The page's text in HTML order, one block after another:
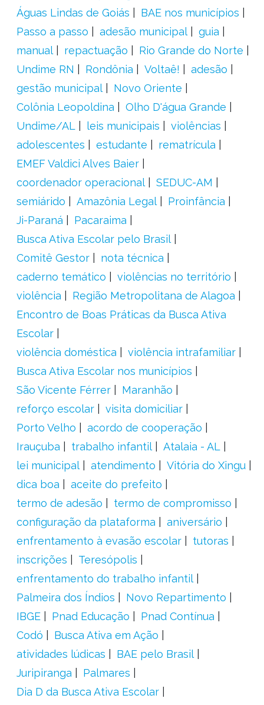
Águas Lindas de Goiás
BAE nos municípios
Passo a passo
adesão municipal
guia
manual
repactuação
Rio Grande do Norte
Undime RN
Rondônia Voltaê!
adesão
gestão municipal
Novo Oriente
Colônia Leopoldina
Olho D'água Grande
Undime/AL
leis municipais
violências
adolescentes
estudante
rematrícula
EMEF Valdici Alves Baier
coordenador operacional
SEDUC-AM
semiárido
Amazônia Legal
Proinfância
Ji-Paraná
Pacaraima
Busca Ativa Escolar pelo Brasil
Comitê Gestor
nota técnica
caderno temático
violências no território
violência
Região Metropolitana de Alagoa
Encontro de Boas Práticas da Busca Ativa
Escolar
violência doméstica
violência intrafamiliar
Busca Ativa Escolar nos municípios
São Vicente Férrer
Maranhão
reforço escolar
visita domiciliar
Porto Velho
acordo de cooperação
Irauçuba
trabalho infantil
Atalaia - AL
lei municipal
atendimento
Vitória do Xingu
dica boa
aceite do prefeito
termo de adesão
termo de compromisso
configuração da plataforma
aniversário
enfrentamento à evasão escolar
tutoras
inscrições
Teresópolis
enfrentamento do trabalho infantil
Palmeira dos Índios
Novo Repartimento
IBGE
Pnad Educação
Pnad Contínua
Codó
Busca Ativa em Ação
atividades lúdicas
BAE pelo Brasil
Juripiranga
Palmares
Dia D da Busca Ativa Escolar